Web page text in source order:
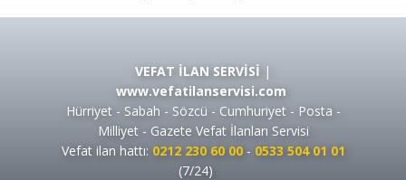
VEFAT İLAN SERVİSİ |
www.vefatilanservisi.com
Hürriyet - Sabah - Sözcü - Cumhuriyet - Posta -
Milliyet - Gazete Vefat İlanları Servisi
Vefat ilan hattı: 0212 230 60 00 - 0533 504 01 01
(7/24)